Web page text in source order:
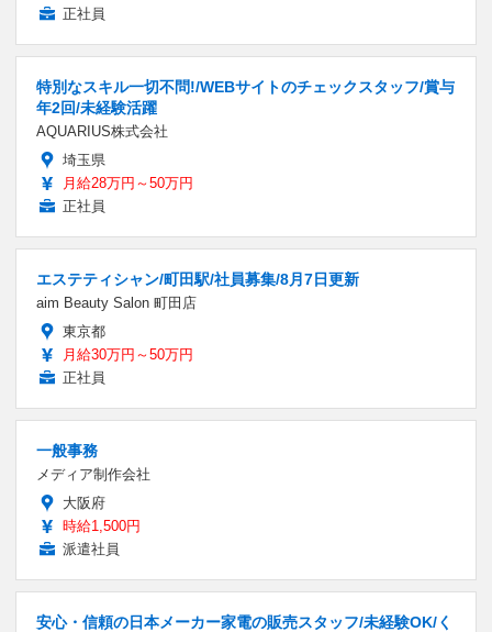
正社員
特別なスキル一切不問!/WEBサイトのチェックスタッフ/賞与
年2回/未経験活躍
AQUARIUS株式会社
埼玉県
月給28万円～50万円
正社員
エステティシャン/町田駅/社員募集/8月7日更新
aim Beauty Salon 町田店
東京都
月給30万円～50万円
正社員
一般事務
メディア制作会社
大阪府
時給1,500円
派遣社員
安心・信頼の日本メーカー家電の販売スタッフ/未経験OK/く